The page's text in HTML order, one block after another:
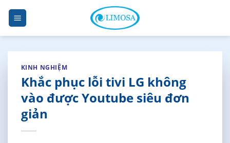
Skip
content
KINH NGHIỆM
Khắc phục lỗi tivi LG không
vào được Youtube siêu đơn
giản